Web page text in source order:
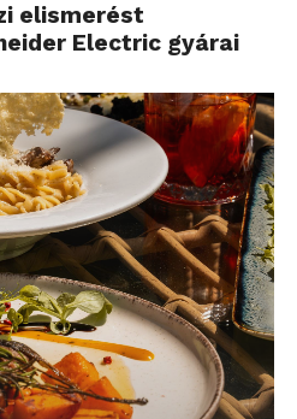
elismerést
Electric gyárai